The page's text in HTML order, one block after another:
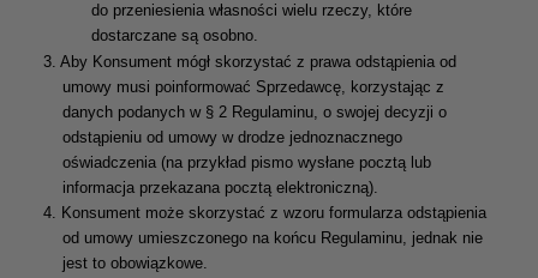
do przeniesienia własności wielu rzeczy, które
dostarczane są osobno.
3. Aby Konsument mógł skorzystać z prawa odstąpienia od
umowy musi poinformować Sprzedawcę, korzystając z
danych podanych w § 2 Regulaminu, o swojej decyzji o
odstąpieniu od umowy w drodze jednoznacznego
oświadczenia (na przykład pismo wysłane pocztą lub
informacja przekazana pocztą elektroniczną).
4. Konsument może skorzystać z wzoru formularza odstąpienia
od umowy umieszczonego na końcu Regulaminu, jednak nie
jest to obowiązkowe.